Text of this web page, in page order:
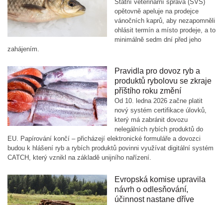
Státní veterinární správa (SVS)
opětovně apeluje na prodejce
vánočních kaprů, aby nezapomněli
ohlásit termín a místo prodeje, a to
minimálně sedm dní před jeho
zahájením.
Pravidla pro dovoz ryb a
produktů rybolovu se zkraje
příštího roku změní
Od 10. ledna 2026 začne platit
nový systém certifikace úlovků,
který má zabránit dovozu
nelegálních rybích produktů do
EU. Papírování končí – přicházejí elektronické formuláře a dovozci
budou k hlášení ryb a rybích produktů povinni využívat digitální systém
CATCH, který vznikl na základě unijního nařízení.
Evropská komise upravila
návrh o odlesňování,
účinnost nastane dříve